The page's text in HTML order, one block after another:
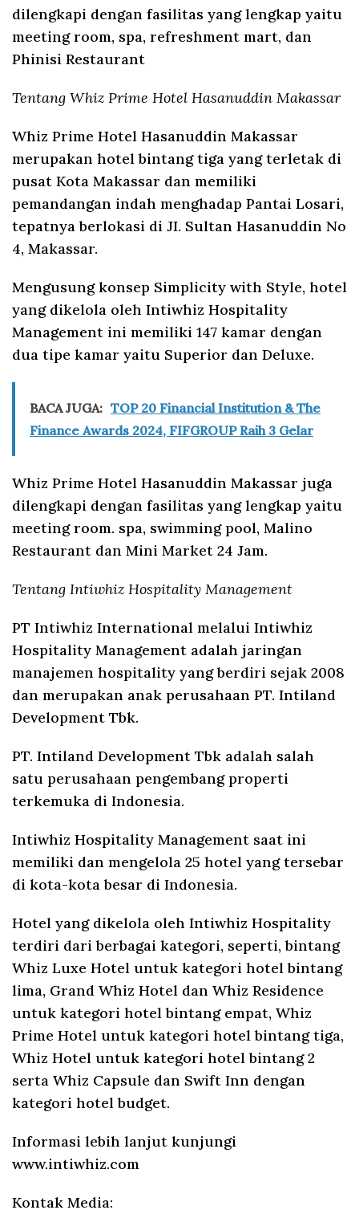
dilengkapi dengan fasilitas yang lengkap yaitu
meeting room, spa, refreshment mart, dan
Phinisi Restaurant
Tentang Whiz Prime Hotel Hasanuddin Makassar
Whiz Prime Hotel Hasanuddin Makassar
merupakan hotel bintang tiga yang terletak di
pusat Kota Makassar dan memiliki
pemandangan indah menghadap Pantai Losari,
tepatnya berlokasi di JI. Sultan Hasanuddin No
4, Makassar.
Mengusung konsep Simplicity with Style, hotel
yang dikelola oleh Intiwhiz Hospitality
Management ini memiliki 147 kamar dengan
dua tipe kamar yaitu Superior dan Deluxe.
BACA JUGA: TOP 20 Financial Institution & The
Finance Awards 2024, FIFGROUP Raih 3 Gelar
Whiz Prime Hotel Hasanuddin Makassar juga
dilengkapi dengan fasilitas yang lengkap yaitu
meeting room. spa, swimming pool, Malino
Restaurant dan Mini Market 24 Jam.
Tentang Intiwhiz Hospitality Management
PT Intiwhiz International melalui Intiwhiz
Hospitality Management adalah jaringan
manajemen hospitality yang berdiri sejak 2008
dan merupakan anak perusahaan PT. Intiland
Development Tbk.
PT. Intiland Development Tbk adalah salah
satu perusahaan pengembang properti
terkemuka di Indonesia.
Intiwhiz Hospitality Management saat ini
memiliki dan mengelola 25 hotel yang tersebar
di kota-kota besar di Indonesia.
Hotel yang dikelola oleh Intiwhiz Hospitality
terdiri dari berbagai kategori, seperti, bintang
Whiz Luxe Hotel untuk kategori hotel bintang
lima, Grand Whiz Hotel dan Whiz Residence
untuk kategori hotel bintang empat, Whiz
Prime Hotel untuk kategori hotel bintang tiga,
Whiz Hotel untuk kategori hotel bintang 2
serta Whiz Capsule dan Swift Inn dengan
kategori hotel budget.
Informasi lebih lanjut kunjungi
www.intiwhiz.com
Kontak Media: